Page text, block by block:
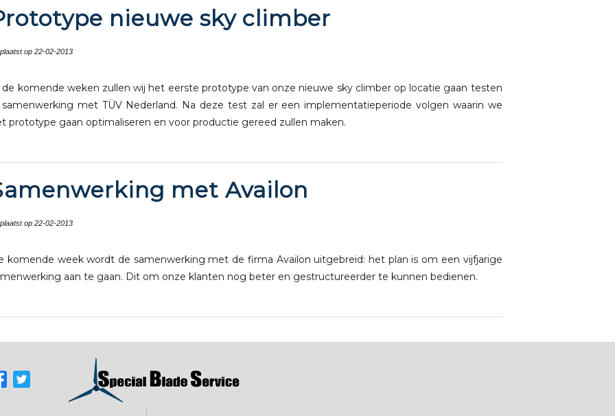
nieuwe sky climber
op 22-02-2013
de komende weken zullen wij het eerste prototype van onze nieuwe sky climber op locatie gaan testen
samenwerking met TÜV Nederland. Na deze test zal er een implementatieperiode volgen waarin we
prototype gaan optimaliseren en voor productie gereed zullen maken.
met Availon
op 22-02-2013
komende week wordt de samenwerking met de firma Availon uitgebreid: het plan is om een vijfjarige
aan te gaan. Dit om onze klanten nog beter en gestructureerder te kunnen bedienen.